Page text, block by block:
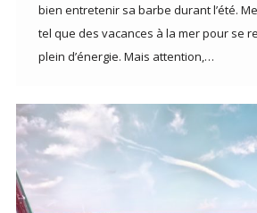
bien entretenir sa barbe durant l’été.
tel que des vacances à la mer pour se
plein d’énergie. Mais attention,…